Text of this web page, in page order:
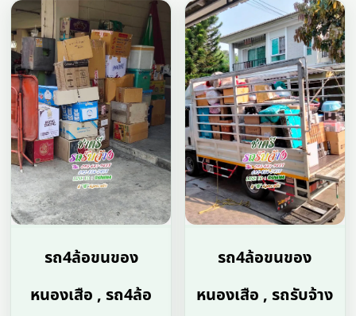
รถ4ล้อขนของ
หนองเสือ , รถ4ล้อ
รถ4ล้อขนของ
หนองเสือ , รถรับจ้าง